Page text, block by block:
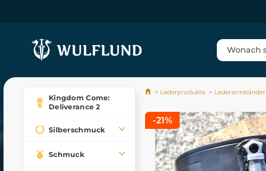
Kingdom Come:
Deliverance 2
Silberschmuck
Schmuck
Lederprodukte Lederarmbänder
-21%